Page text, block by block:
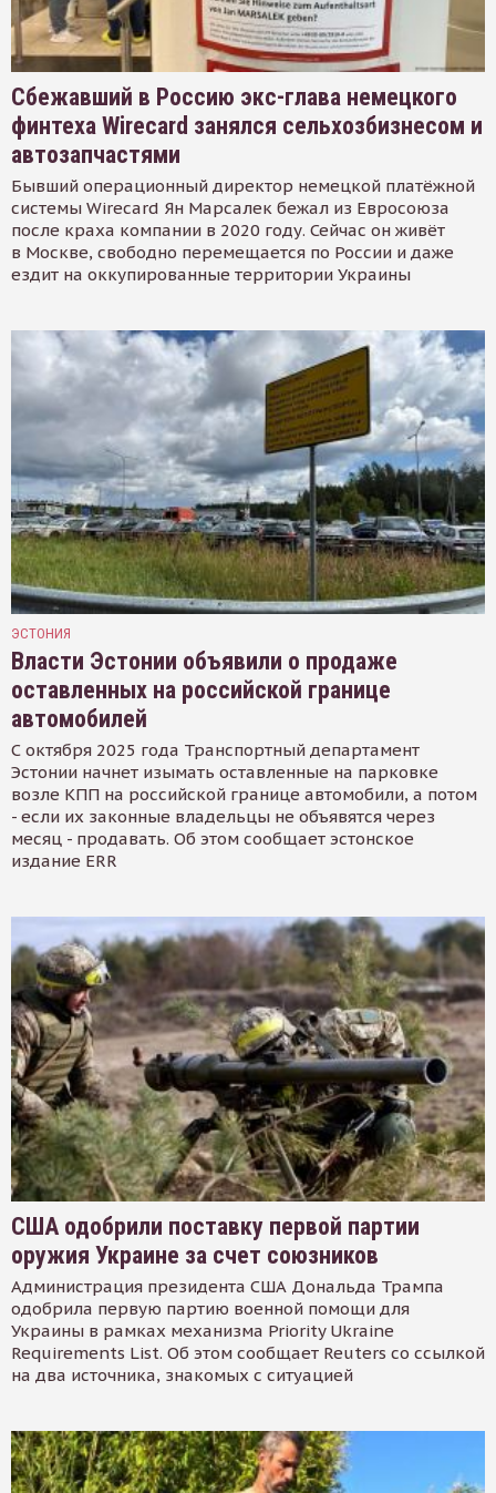
Сбежавший в Россию экс-глава немецкого
финтеха Wirecard занялся сельхозбизнесом и
автозапчастями
Бывший операционный директор немецкой платёжной
системы Wirecard Ян Марсалек бежал из Евросоюза
после краха компании в 2020 году. Сейчас он живёт
в Москве, свободно перемещается по России и даже
ездит на оккупированные территории Украины
ЭСТОНИЯ
Власти Эстонии объявили о продаже
оставленных на российской границе
автомобилей
С октября 2025 года Транспортный департамент
Эстонии начнет изымать оставленные на парковке
возле КПП на российской границе автомобили, а потом
- если их законные владельцы не объявятся через
месяц - продавать. Об этом сообщает эстонское
издание ERR
США одобрили поставку первой партии
оружия Украине за счет союзников
Администрация президента США Дональда Трампа
одобрила первую партию военной помощи для
Украины в рамках механизма Priority Ukraine
Requirements List. Об этом сообщает Reuters со ссылкой
на два источника, знакомых с ситуацией